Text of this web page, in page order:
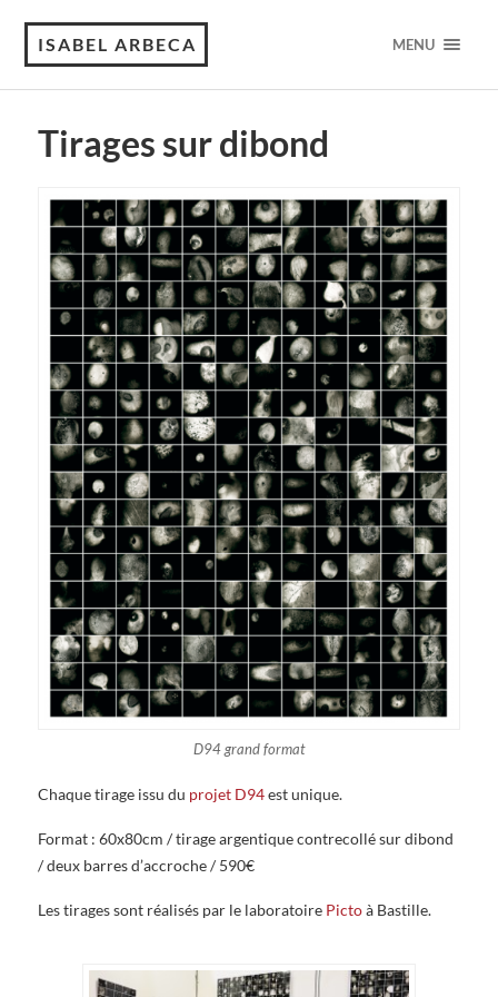
ISABEL ARBECA MENU
Tirages sur dibond
D94 grand format
Chaque tirage issu du projet D94est unique.
Format : 60x80cm / tirage argentique contrecollé sur dibond
/ deux barres d’accroche / 590€
Les tirages sont réalisés par le laboratoire Pictoà Bastille.